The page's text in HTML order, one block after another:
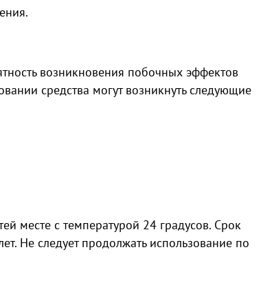
возникновения побочных эффектов
средства могут возникнуть следующие
месте с температурой 24 градусов. Срок
Не следует продолжать использование по